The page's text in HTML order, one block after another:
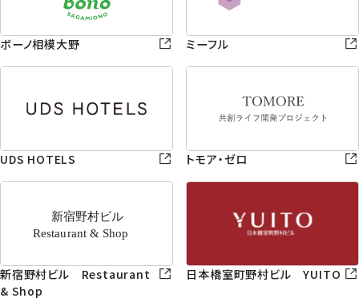
ボーノ相模大野 ミーフル
UDS HOTELS トモア・ゼロ
新宿野村ビル Restaurant
& Shop
日本橋室町野村ビル YUITO